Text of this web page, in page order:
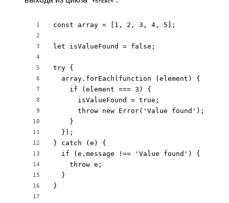
1
2
3
4
5
6
7
8
9
10
11
12
13
14
15
16
17
const array = [1, 2, 3, 4, 5];
let isValueFound = false;
try {
  array.forEach(function (element) {
    if (element === 3) {
      isValueFound = true;
      throw new Error('Value found');
    }
  });
} catch (e) {
  if (e.message !== 'Value found') {
    throw e;
  }
}